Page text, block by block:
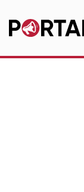
Pular